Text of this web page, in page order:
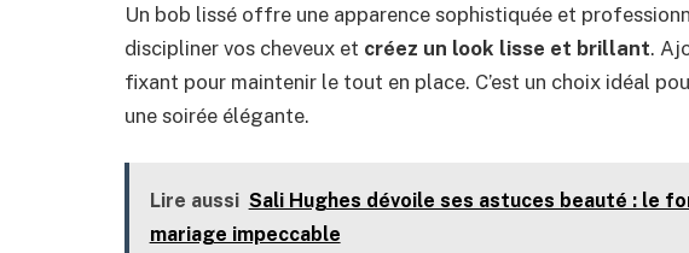
Un bob lissé offre une apparence sophistiquée et
discipliner vos cheveux et créez un look lisse et brillant.
fixant pour maintenir le tout en place. C’est un choix idéal
une soirée élégante.
Lire aussi Sali Hughes dévoile ses astuces beauté : le
mariage impeccable